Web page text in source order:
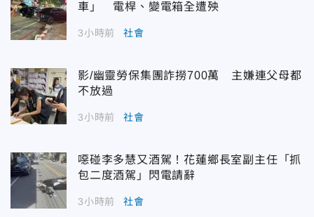
車」 電桿、變電箱全遭殃
3小時前 社會
影/幽靈勞保集團詐撈700萬 主嫌連父母都
不放過
3小時前 社會
噁碰李多慧又酒駕！花蓮鄉長室副主任「抓
包二度酒駕」閃電請辭
3小時前 社會